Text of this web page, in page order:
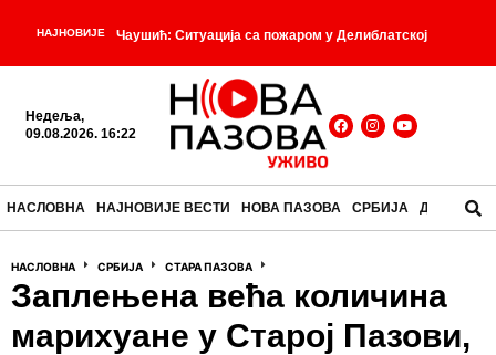
НАЈНОВИЈЕ Чаушић: Ситуација са пожаром у Делиблатској
пешчари доста боља, очекујемо мирнију ноћ
Вучић сутра и у уторак обилази југозапад Србије
-
-
немогућег - Уклоњена велика застава Украјине која
-
Недеља,
09.08.2026. 16:22
НАСЛОВНА НАЈНОВИЈЕ ВЕСТИ НОВА ПАЗОВА СРБИЈА ДРУШТВО
НАСЛОВНА СРБИЈА СТАРА ПАЗОВА
Заплењена већа количина
марихуане у Старој Пазови,